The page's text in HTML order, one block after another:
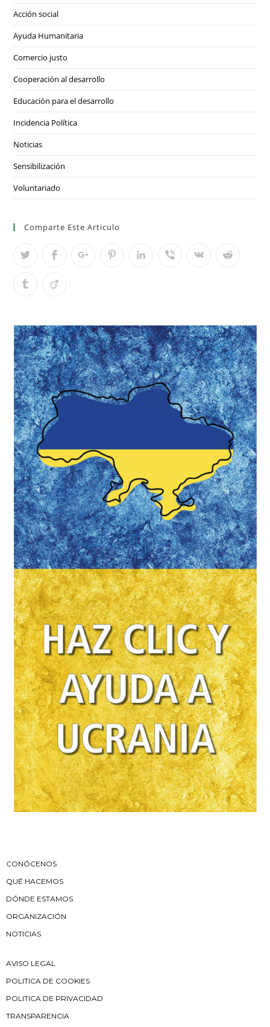
Acción social
Ayuda Humanitaria
Comercio justo
Cooperación al desarrollo
Educación para el desarrollo
Incidencia Política
Noticias
Sensibilización
Voluntariado
Comparte Este Articulo
CONÓCENOS
QUÉ HACEMOS
DÓNDE ESTAMOS
ORGANIZACIÓN
NOTICIAS
AVISO LEGAL
POLITICA DE COOKIES
POLITICA DE PRIVACIDAD
TRANSPARENCIA